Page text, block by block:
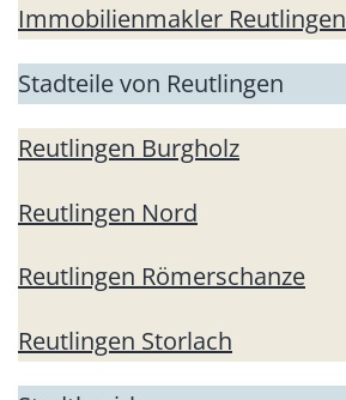
Immobilienmakler Reutlingen
Stadteile von Reutlingen
Reutlingen Burgholz
Reutlingen Nord
Reutlingen Römerschanze
Reutlingen Storlach